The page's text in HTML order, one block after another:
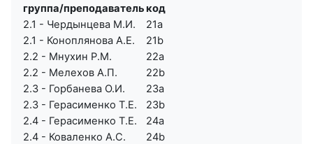
группа/преподавателькод
2.1 - Чердынцева М.И.
21a
2.1 - Коноплянова А.Е.
21b
2.2 - Мнухин Р.М.
22a
2.2 - Мелехов А.П.
22b
2.3 - Горбанева О.И.
23a
2.3 - Герасименко Т.Е.
23b
2.4 - Герасименко Т.Е.
24a
2.4 - Коваленко А.С.
24b